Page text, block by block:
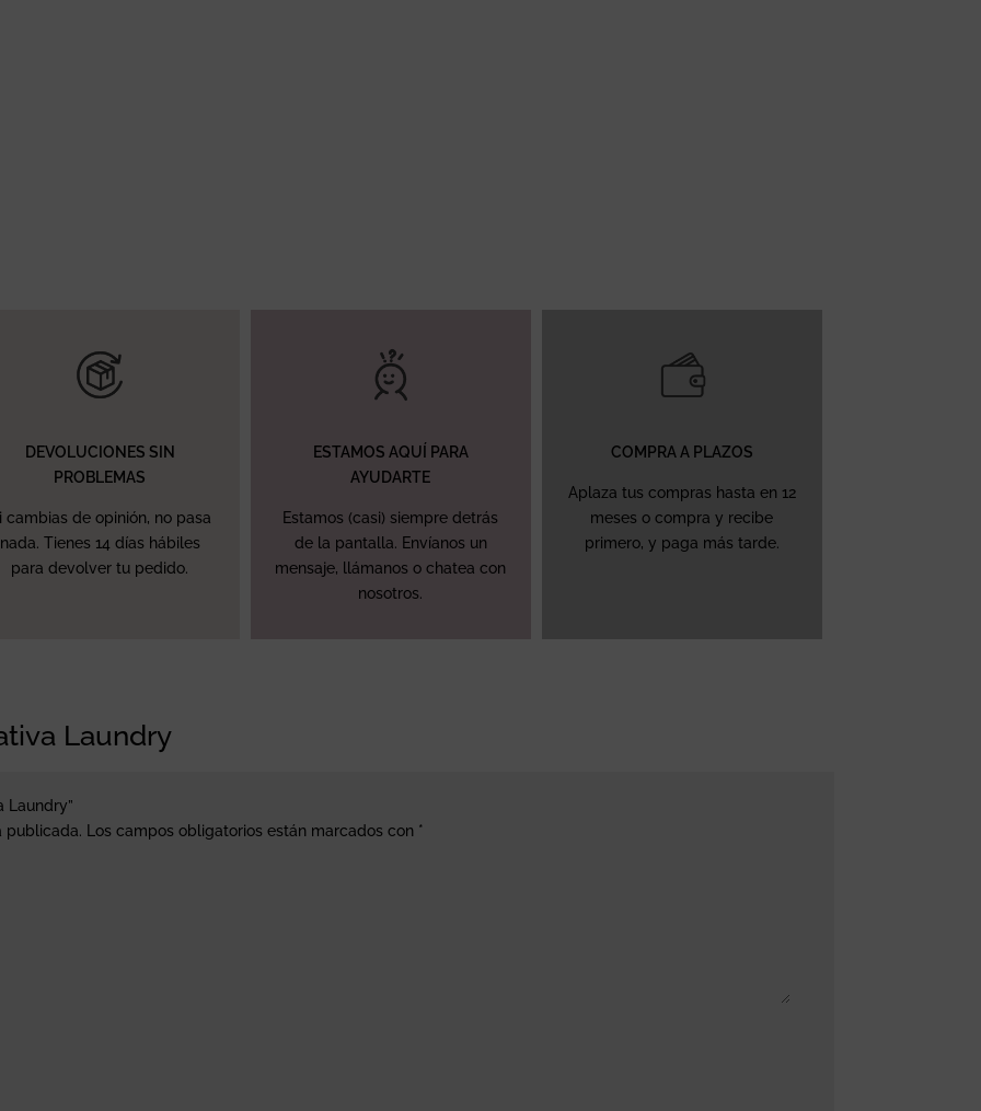
DEVOLUCIONES SIN
PROBLEMAS
cambias de opinión, no pasa
nada. Tienes 14 días hábiles
para devolver tu pedido.
ESTAMOS AQUÍ PARA
AYUDARTE
Estamos (casi) siempre detrás
de la pantalla. Envíanos un
mensaje, llámanos o chatea con
nosotros.
COMPRA A PLAZOS
Aplaza tus compras hasta en 12
meses o compra y recibe
primero, y paga más tarde.
Laundry
Laundry”
publicada.
Los campos obligatorios están marcados con *